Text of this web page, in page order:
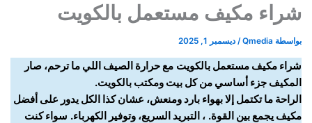
شراء مكيف مستعمل بالكويت
بواسطة Qmedia
/ ديسمبر 1, 2025
شراء مكيف مستعمل بالكويت مع حرارة الصيف اللي ما ترحم، صار
المكيف جزء أساسي من كل بيت ومكتب بالكويت.
الراحة ما تكتمل إلا بهواء بارد ومنعش، عشان كذا الكل يدور على أفضل
مكيف يجمع بين القوة. ، التبريد السريع، وتوفير الكهرباء. سواء كنت